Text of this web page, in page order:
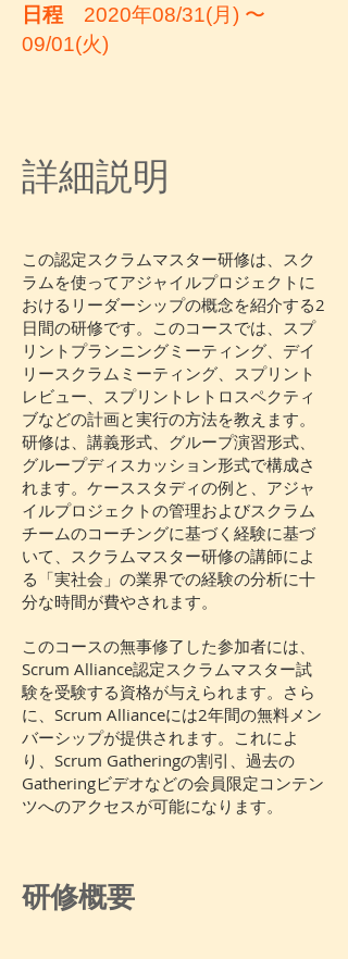
日程
2020年08/31(月) 〜
09/01(火)
詳細説明
この認定スクラムマスター研修は、スク
ラムを使ってアジャイルプロジェクトに
おけるリーダーシップの概念を紹介する2
日間の研修です。このコースでは、スプ
リントプランニングミーティング、デイ
リースクラムミーティング、スプリント
レビュー、スプリントレトロスペクティ
ブなどの計画と実行の方法を教えます。
研修は、講義形式、グループ演習形式、
グループディスカッション形式で構成さ
れます。ケーススタディの例と、アジャ
イルプロジェクトの管理およびスクラム
チームのコーチングに基づく経験に基づ
いて、スクラムマスター研修の講師によ
る「実社会」の業界での経験の分析に十
分な時間が費やされます。
このコースの無事修了した参加者には、
Scrum Alliance認定スクラムマスター試
験を受験する資格が与えられます。さら
に、Scrum Allianceには2年間の無料メン
バーシップが提供されます。これによ
り、Scrum Gatheringの割引、過去の
Gatheringビデオなどの会員限定コンテン
ツへのアクセスが可能になります。
研修概要